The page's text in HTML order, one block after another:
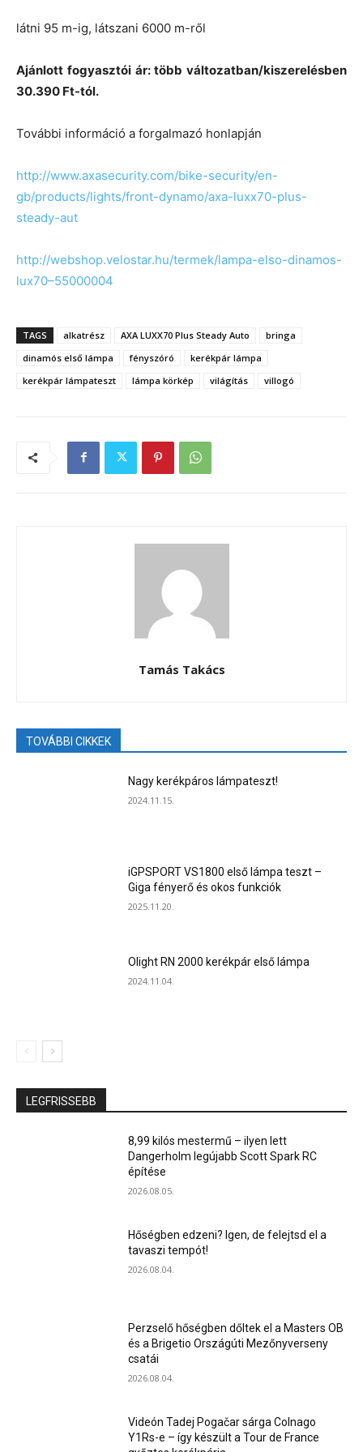
látni 95 m-ig, látszani 6000 m-ről
Ajánlott fogyasztói ár: több változatban/kiszerelésben
30.390 Ft-tól.
További információ a forgalmazó honlapján
http://www.axasecurity.com/bike-security/en-
gb/products/lights/front-dynamo/axa-luxx70-plus-
steady-aut
http://webshop.velostar.hu/termek/lampa-elso-dinamos-
lux70–55000004
TAGS alkatrész AXA LUXX70 Plus Steady Auto
bringa
dinamós első lámpa
fényszóró
kerékpár lámpa
kerékpár lámpateszt
lámpa körkép világítás villogó
Tamás Takács
TOVÁBBI CIKKEK
Nagy kerékpáros lámpateszt!
2024.11.15.
iGPSPORT VS1800 első lámpa teszt –
Giga fényerő és okos funkciók
2025.11.20.
Olight RN 2000 kerékpár első lámpa
2024.11.04.
LEGFRISSEBB
8,99 kilós mestermű – ilyen lett
Dangerholm legújabb Scott Spark RC
építése
2026.08.05.
Hőségben edzeni? Igen, de felejtsd el a
tavaszi tempót!
2026.08.04.
Perzselő hőségben dőltek el a Masters OB
és a Brigetio Országúti Mezőnyverseny
csatái
2026.08.04.
Videón Tadej Pogačar sárga Colnago
Y1Rs-e – így készült a Tour de France